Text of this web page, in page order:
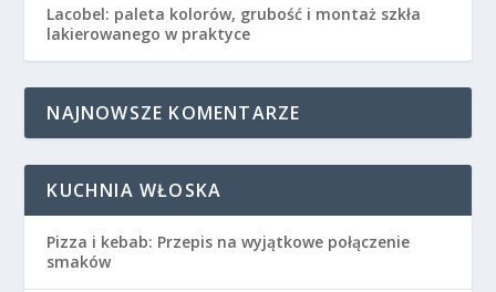
Lacobel: paleta kolorów, grubość i montaż szkła
lakierowanego w praktyce
NAJNOWSZE KOMENTARZE
KUCHNIA WŁOSKA
Pizza i kebab: Przepis na wyjątkowe połączenie
smaków